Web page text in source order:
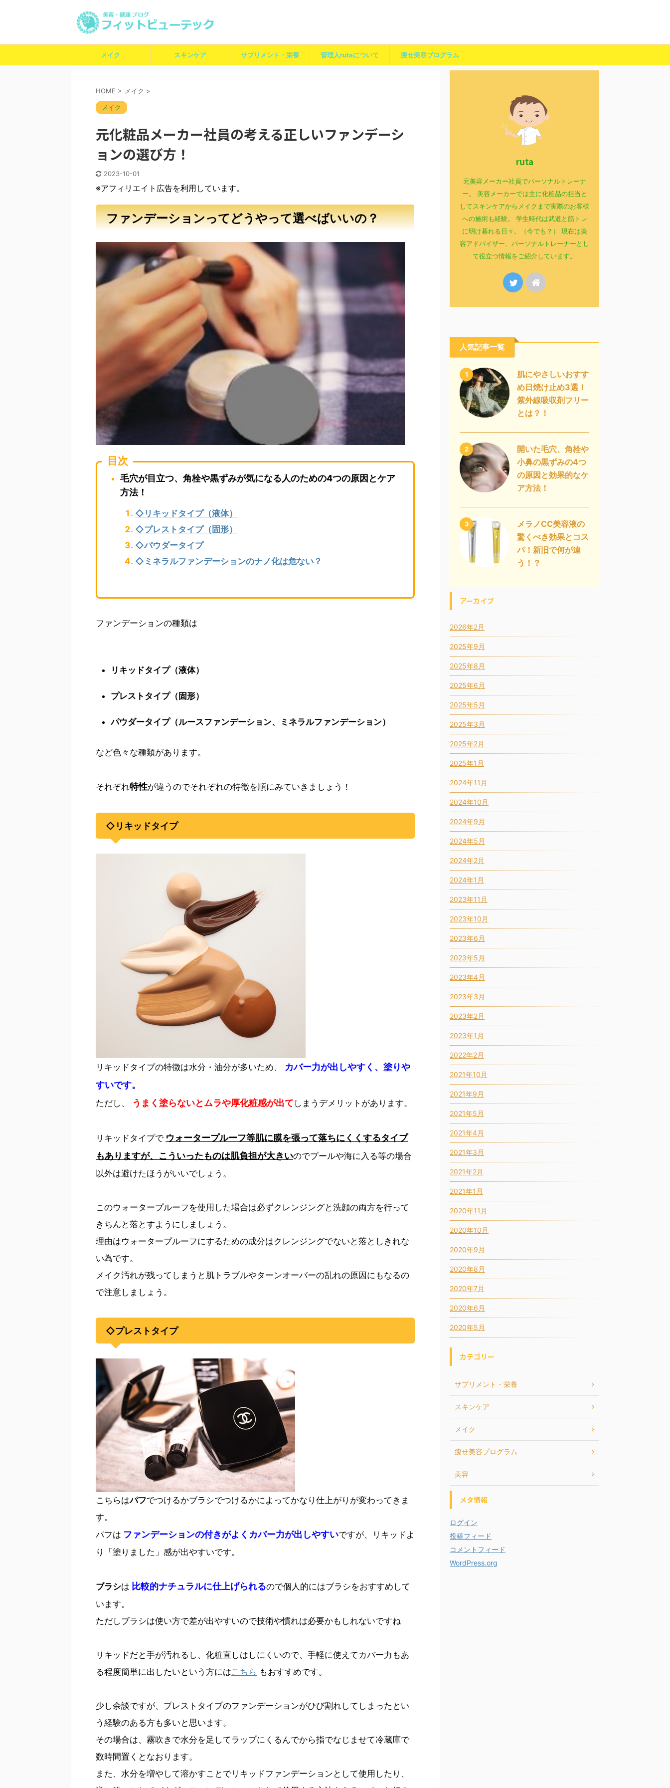
メイク スキンケア サプリメント・栄養 管理人rutaについて 痩せ美容プログラム
HOME > メイク >
メイク
元化粧品メーカー社員の考える正しいファンデーシ
ョンの選び方！
2023-10-01
※アフィリエイト広告を利用しています。
ファンデーションってどうやって選べばいいの？
目次
毛穴が目立つ、角栓や黒ずみが気になる人のための4つの原因とケア
方法！
◇リキッドタイプ（液体）
◇プレストタイプ（固形）
◇パウダータイプ
◇ミネラルファンデーションのナノ化は危ない？
ファンデーションの種類は
リキッドタイプ（液体）
プレストタイプ（固形）
パウダータイプ（ルースファンデーション、ミネラルファンデーション）
など色々な種類があります。
それぞれ特性が違うのでそれぞれの特徴を順にみていきましょう！
◇リキッドタイプ
リキッドタイプの特徴は水分・油分が多いため、 カバー力が出しやすく、塗りや
すいです。
ただし、 うまく塗らないとムラや厚化粧感が出て しまうデメリットがあります。
リキッドタイプで ウォータープルーフ等肌に膜を張って落ちにくくするタイプ
もありますが、こういったものは肌負担が大きいのでプールや海に入る等の場合
以外は避けたほうがいいでしょう。
このウォータープルーフを使用した場合は必ずクレンジングと洗顔の両方を行って
きちんと落とすようにしましょう。
理由はウォータープルーフにするための成分はクレンジングでないと落としきれな
い為です。
メイク汚れが残ってしまうと肌トラブルやターンオーバーの乱れの原因にもなるの
で注意しましょう。
◇プレストタイプ
こちらはパフでつけるかブラシでつけるかによってかなり仕上がりが変わってきま
す。
パフは ファンデーションの付きがよくカバー力が出しやすいですが、リキッドよ
り「塗りました」感が出やすいです。
ブラシは 比較的ナチュラルに仕上げられるので個人的にはブラシをおすすめして
います。
ただしブラシは使い方で差が出やすいので技術や慣れは必要かもしれないですね
リキッドだと手が汚れるし、化粧直しはしにくいので、手軽に使えてカバー力もあ
る程度簡単に出したいという方にはこちら もおすすめです。
少し余談ですが、プレストタイプのファンデーションがひび割れしてしまったとい
う経験のある方も多いと思います。
その場合は、霧吹きで水分を足してラップにくるんでから指でなじませて冷蔵庫で
数時間置くとなおります。
また、水分を増やして溶かすことでリキッドファンデーションとして使用したり、
ruta
元美容メーカー社員でパーソナルトレーナ
ー。 美容メーカーでは主に化粧品の担当と
してスキンケアからメイクまで実際のお客様
への施術も経験。 学生時代は武道と筋トレ
に明け暮れる日々。（今でも？） 現在は美
容アドバイザー、パーソナルトレーナーとし
て役立つ情報をご紹介しています。
人気記事一覧
1
肌にやさしいおすす
め日焼け止め3選！
紫外線吸収剤フリー
とは？！
2
開いた毛穴、角栓や
小鼻の黒ずみの4つ
の原因と効果的なケ
ア方法！
3
メラノCC美容液の
驚くべき効果とコス
パ！新旧で何が違
う！？
アーカイブ
2026年2月
2025年9月
2025年8月
2025年6月
2025年5月
2025年3月
2025年2月
2025年1月
2024年11月
2024年10月
2024年9月
2024年5月
2024年2月
2024年1月
2023年11月
2023年10月
2023年6月
2023年5月
2023年4月
2023年3月
2023年2月
2023年1月
2022年2月
2021年10月
2021年9月
2021年5月
2021年4月
2021年3月
2021年2月
2021年1月
2020年11月
2020年10月
2020年9月
2020年8月
2020年7月
2020年6月
2020年5月
カテゴリー
サプリメント・栄養
スキンケア
メイク
痩せ美容プログラム
美容
メタ情報
ログイン
投稿フィード
コメントフィード
WordPress.org